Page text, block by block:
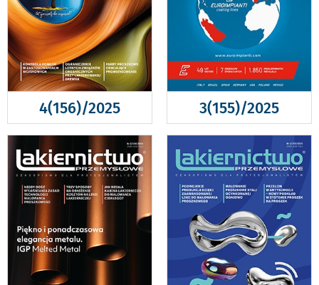
4(156)/2025 3(155)/2025